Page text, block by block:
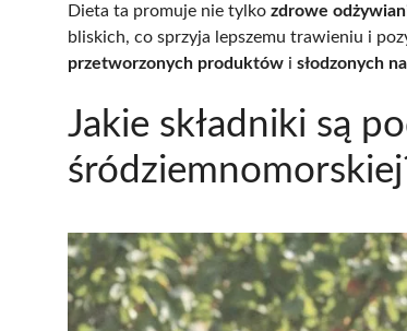
Dieta ta promuje nie tylko zdrowe
bliskich, co sprzyja lepszemu trawieniu i
przetworzonych produktów i słodzonych
Jakie składniki są